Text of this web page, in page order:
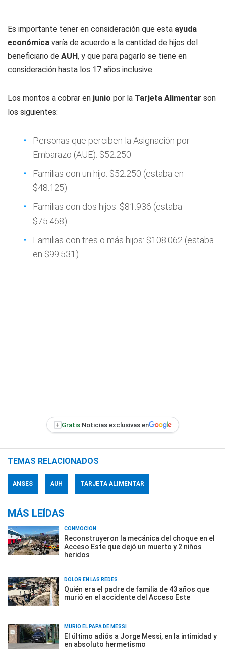
Es importante tener en consideración que esta ayuda
económica varía de acuerdo a la cantidad de hijos del
beneficiario de AUH, y que para pagarlo se tiene en
consideración hasta los 17 años inclusive.
Los montos a cobrar en junio por la Tarjeta Alimentar son
los siguientes:
Personas que perciben la Asignación por
Embarazo (AUE): $52.250
Familias con un hijo: $52.250 (estaba en
$48.125)
Familias con dos hijos: $81.936 (estaba
$75.468)
Familias con tres o más hijos: $108.062 (estaba
en $99.531)
+ Gratis:Noticias exclusivas en
TEMAS RELACIONADOS
ANSES AUH TARJETA ALIMENTAR
MÁS LEÍDAS
CONMOCIÓN
Reconstruyeron la mecánica del choque en el
Acceso Este que dejó un muerto y 2 niños
heridos
DOLOR EN LAS REDES
Quién era el padre de familia de 43 años que
murió en el accidente del Acceso Este
MURIÓ EL PAPÁ DE MESSI
El último adiós a Jorge Messi, en la intimidad y
en absoluto hermetismo